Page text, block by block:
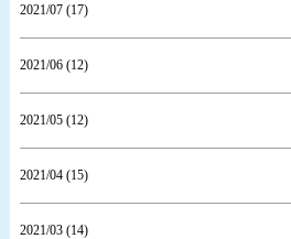
2021/07 (17)
2021/06 (12)
2021/05 (12)
2021/04 (15)
2021/03 (14)